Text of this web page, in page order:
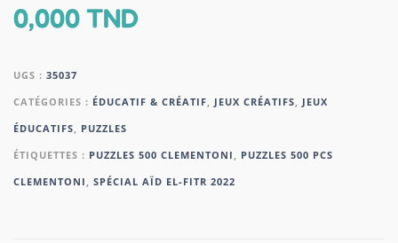
0,000TND
UGS : 35037
CATÉGORIES : ÉDUCATIF & CRÉATIF JEUX CRÉATIFS
JEUX
ÉDUCATIFS
PUZZLES
ÉTIQUETTES : PUZZLES 500 CLEMENTONI
PUZZLES 500 PCS
CLEMENTONI
SPÉCIAL AÏD EL-FITR 2022